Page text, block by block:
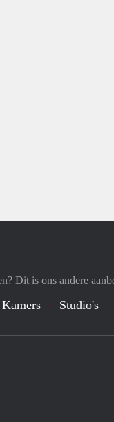
Dit is ons andere
Kamers Studio's